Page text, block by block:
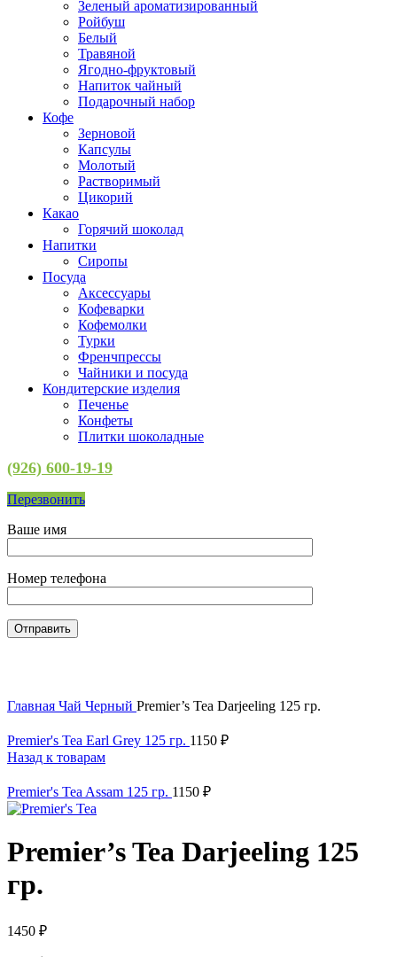
Зеленый ароматизированный
Ройбуш
Белый
Травяной
Ягодно-фруктовый
Напиток чайный
Подарочный набор
Кофе
Зерновой
Капсулы
Молотый
Растворимый
Цикорий
Какао
Горячий шоколад
Напитки
Сиропы
Посуда
Аксессуары
Кофеварки
Кофемолки
Турки
Френчпрессы
Чайники и посуда
Кондитерские изделия
Печенье
Конфеты
Плитки шоколадные
(926) 600-19-19
Перезвонить
Ваше имя
Номер телефона
Главная Чай Черный Premier’s Tea Darjeeling 125 гр.
Premier's Tea Earl Grey 125 гр. 1150 ₽
Назад к товарам
Premier's Tea Assam 125 гр. 1150 ₽
Premier’s Tea Darjeeling 125
гр.
1450 ₽